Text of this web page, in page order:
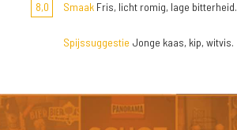
8,0 Smaak Fris, licht romig, lage bitterheid.
Spijssuggestie Jonge kaas, kip, witvis.